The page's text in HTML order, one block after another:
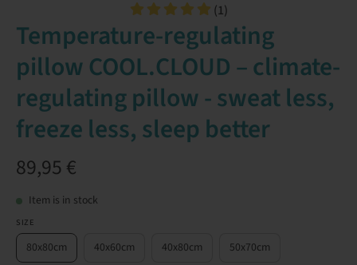
(1)
Temperature-regulating
pillow COOL.CLOUD – climate-
regulating pillow - sweat less,
freeze less, sleep better
89,95 €
Item is in stock
SIZE
80x80cm 40x60cm 40x80cm 50x70cm